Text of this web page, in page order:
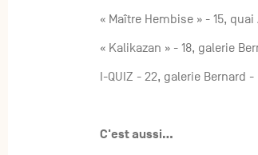
« Maître Hembise » - 15,
« Kalikazan » - 18, galerie
I-QUIZ - 22, galerie Bernard
C'est aussi...